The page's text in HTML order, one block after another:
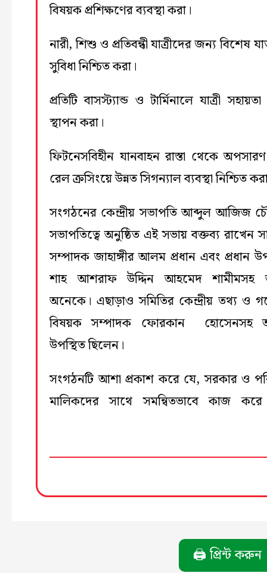
বিষয়ক প্রশিক্ষণের ব্যবস্থা করা।
নারী, শিশু ও প্রতিবন্ধী যাত্রীদের জন্য বিশেষ
সুবিধা নিশ্চিত করা।
প্রতিটি বাসস্ট্যান্ড ও টার্মিনালে যাত্রী সহায়তা
স্থাপন করা।
ফিটনেসবিহীন যানবাহন রাস্তা থেকে
রেল ক্রসিংয়ে উন্নত সিগন্যাল ব্যবস্থা নিশ্চিত
সংগঠনের কেন্দ্রীয় সভাপতি আব্দুল আজিজ
সভাপতিত্বে অনুষ্ঠিত এই সভায় বক্তব্য রাখেন
সম্পাদক জাহাঙ্গীর আলম প্রধান এবং প্রধান
শাহ আশরাফ উদ্দিন আহমেদ
অনেকে। এছাড়াও সমিতির কেন্দ্রীয় তথ্য ও
বিষয়ক সম্পাদক ফোরকান হোসেনসহ
উপস্থিত ছিলেন।
সংগঠনটি আশা প্রকাশ করে যে, সরকার ও
মালিকদের সাথে সমন্বিতভাবে কাজ করে
🖨️ প্রিন্ট করুন